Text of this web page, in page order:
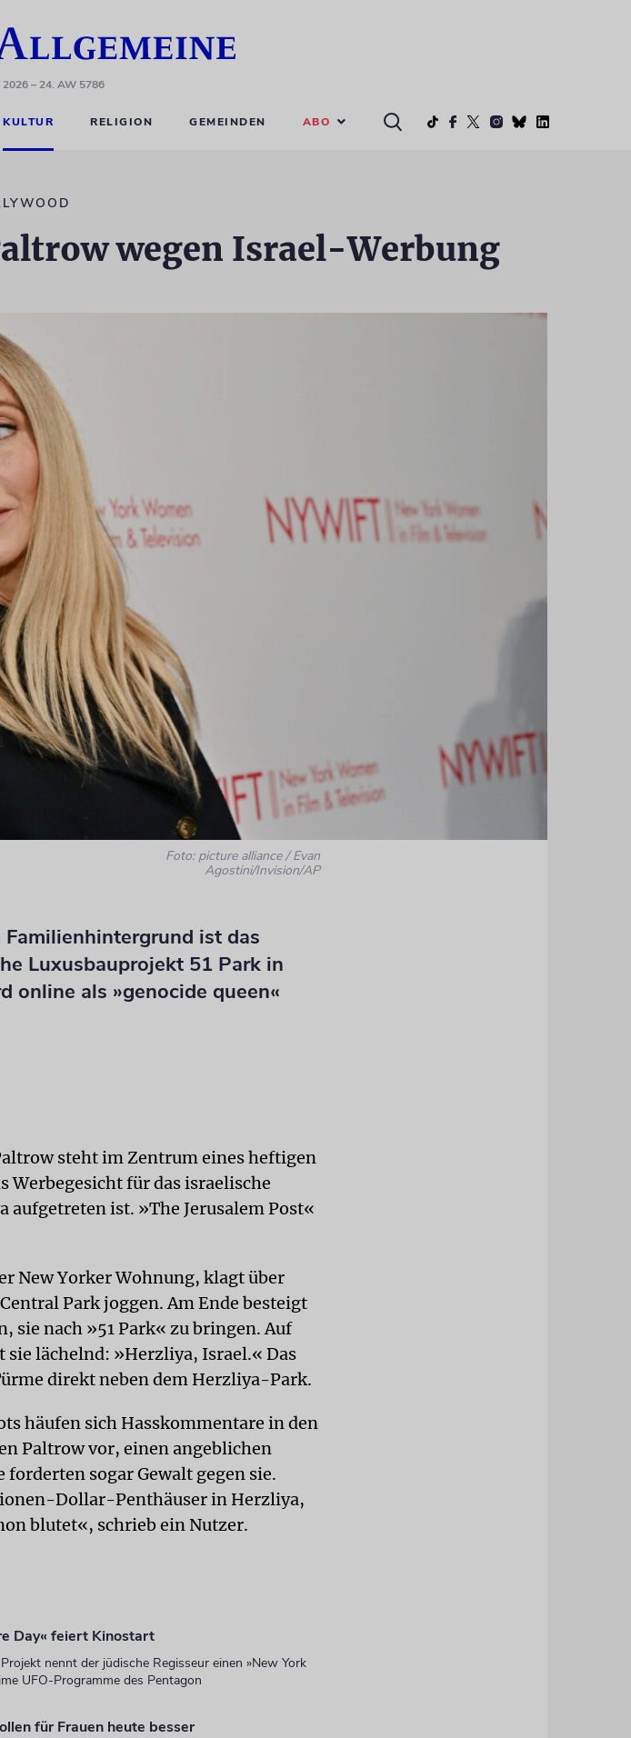
2026– 24. AW 5786
KULTUR RELIGION GEMEINDEN ABO
wegen Israel-Werbung
Foto: picture alliance / Evan
Agostini/Invision/AP
ist das
Luxusbauprojekt 51 Park in
online als »genocide queen«
steht im Zentrum eines heftigen
für das israelische
aufgetreten ist. »The Jerusalem Post«
New Yorker Wohnung, klagt über
Park joggen. Am Ende besteigt
sie nach »51 Park« zu bringen. Auf
sie lächelnd: »Herzliya, Israel.« Das
direkt neben dem Herzliya-Park.
häufen sich Hasskommentare in den
Paltrow vor, einen angeblichen
sogar Gewalt gegen sie.
Dollar-Penthäuser in Herzliya,
blutet«, schrieb ein Nutzer.
Day« feiert Kinostart
nennt der jüdische Regisseur einen »New York
UFO-Programme des Pentagon
für Frauen heute besser